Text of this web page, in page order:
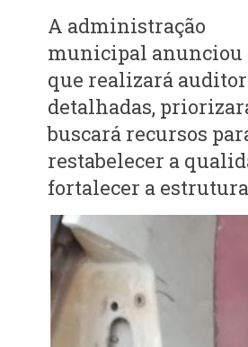
A administração
municipal anunciou
que realizará
detalhadas,
buscará recursos
restabelecer a
fortalecer a